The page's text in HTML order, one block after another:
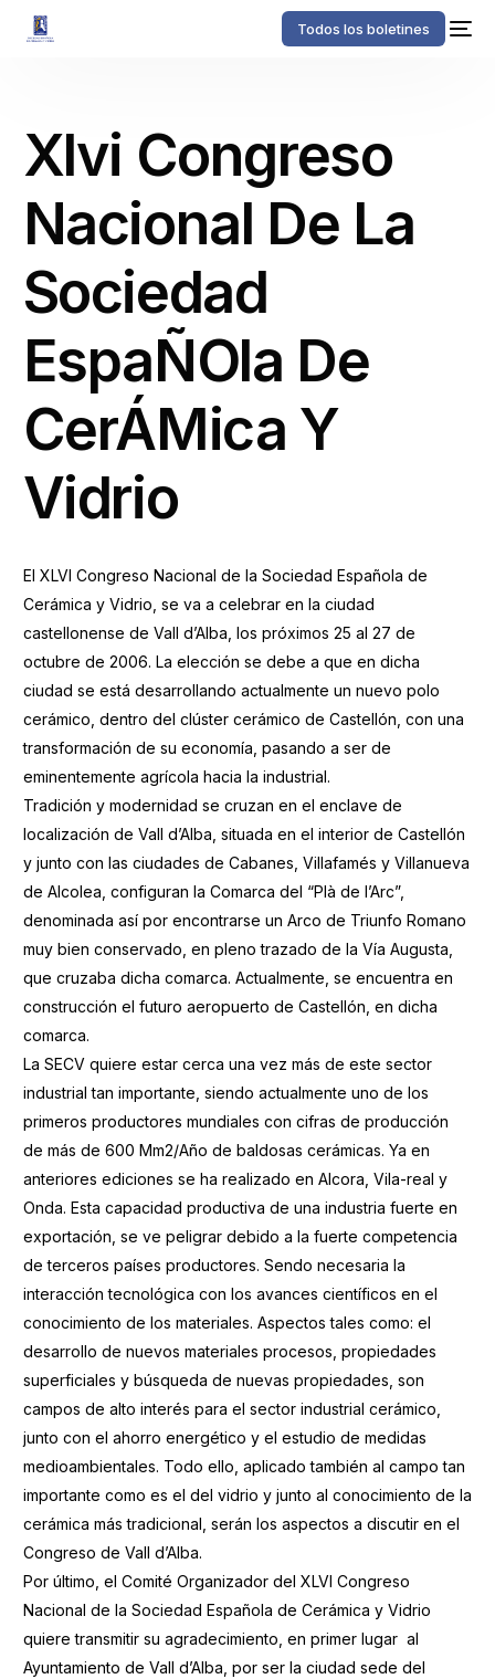
Todos los boletines
Xlvi Congreso
Nacional De La
Sociedad
EspaÑOla De
CerÁMica Y
Vidrio
El XLVI Congreso Nacional de la Sociedad Española de
Cerámica y Vidrio, se va a celebrar en la ciudad
castellonense de Vall d’Alba, los próximos 25 al 27 de
octubre de 2006. La elección se debe a que en dicha
ciudad se está desarrollando actualmente un nuevo polo
cerámico, dentro del clúster cerámico de Castellón, con una
transformación de su economía, pasando a ser de
eminentemente agrícola hacia la industrial.
Tradición y modernidad se cruzan en el enclave de
localización de Vall d’Alba, situada en el interior de Castellón
y junto con las ciudades de Cabanes, Villafamés y Villanueva
de Alcolea, configuran la Comarca del “Plà de l’Arc”,
denominada así por encontrarse un Arco de Triunfo Romano
muy bien conservado, en pleno trazado de la Vía Augusta,
que cruzaba dicha comarca. Actualmente, se encuentra en
construcción el futuro aeropuerto de Castellón, en dicha
comarca.
La SECV quiere estar cerca una vez más de este sector
industrial tan importante, siendo actualmente uno de los
primeros productores mundiales con cifras de producción
de más de 600 Mm2/Año de baldosas cerámicas. Ya en
anteriores ediciones se ha realizado en Alcora, Vila-real y
Onda. Esta capacidad productiva de una industria fuerte en
exportación, se ve peligrar debido a la fuerte competencia
de terceros países productores. Sendo necesaria la
interacción tecnológica con los avances científicos en el
conocimiento de los materiales. Aspectos tales como: el
desarrollo de nuevos materiales procesos, propiedades
superficiales y búsqueda de nuevas propiedades, son
campos de alto interés para el sector industrial cerámico,
junto con el ahorro energético y el estudio de medidas
medioambientales. Todo ello, aplicado también al campo tan
importante como es el del vidrio y junto al conocimiento de la
cerámica más tradicional, serán los aspectos a discutir en el
Congreso de Vall d’Alba.
Por último, el Comité Organizador del XLVI Congreso
Nacional de la Sociedad Española de Cerámica y Vidrio
quiere transmitir su agradecimiento, en primer lugar al
Ayuntamiento de Vall d’Alba, por ser la ciudad sede del